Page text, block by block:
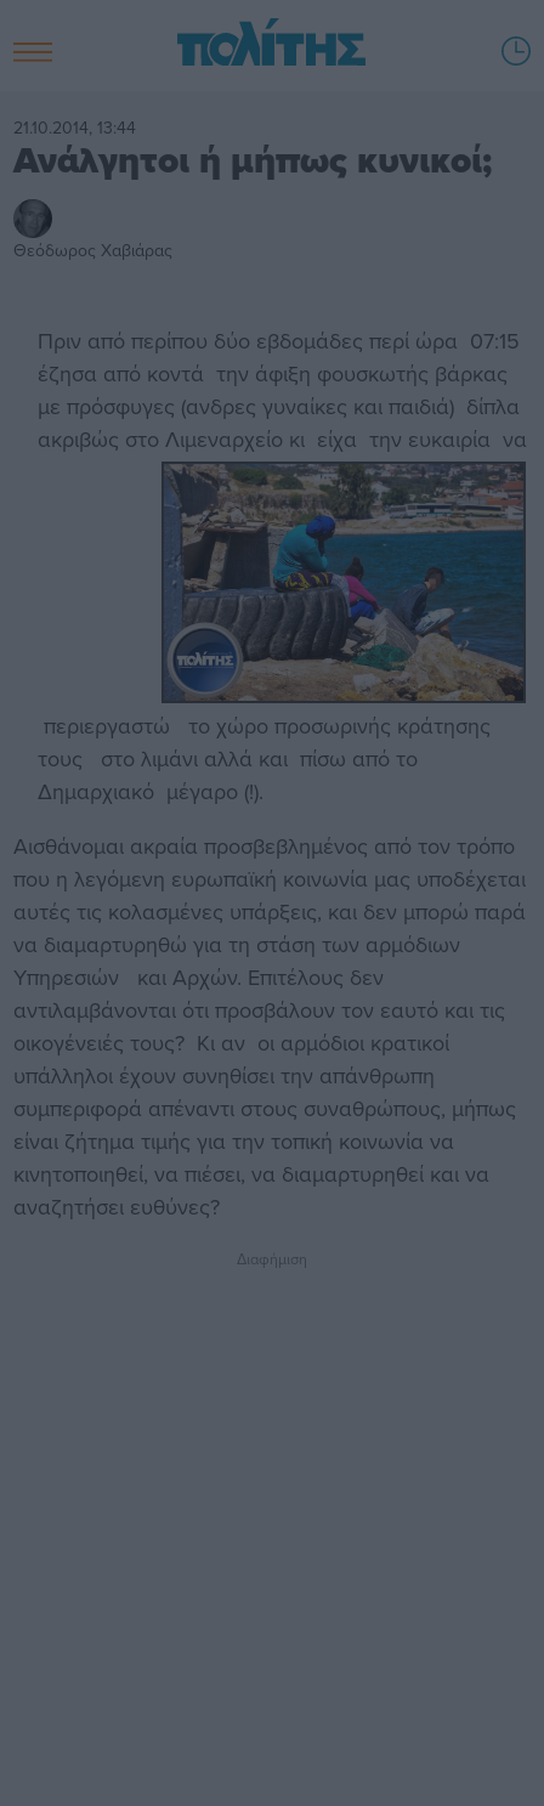
21.10.2014, 13:44
Ανάλγητοι ή μήπως κυνικοί;
Θεόδωρος Χαβιάρας
Πριν από περίπου δύο εβδομάδες περί ώρα 07:15
έζησα από κοντά την άφιξη φουσκωτής βάρκας
με πρόσφυγες (ανδρες γυναίκες και παιδιά) δίπλα
ακριβώς στο Λιμεναρχείο κι είχα την ευκαιρία να
περιεργαστώ το χώρο προσωρινής κράτησης
τους στο λιμάνι αλλά και πίσω από το
Δημαρχιακό μέγαρο (!).
Αισθάνομαι ακραία προσβεβλημένος από τον τρόπο
που η λεγόμενη ευρωπαϊκή κοινωνία μας υποδέχεται
αυτές τις κολασμένες υπάρξεις, και δεν μπορώ παρά
να διαμαρτυρηθώ για τη στάση των αρμόδιων
Υπηρεσιών και Αρχών. Επιτέλους δεν
αντιλαμβάνονται ότι προσβάλουν τον εαυτό και τις
οικογένειές τους? Κι αν οι αρμόδιοι κρατικοί
υπάλληλοι έχουν συνηθίσει την απάνθρωπη
συμπεριφορά απέναντι στους συναθρώπους, μήπως
είναι ζήτημα τιμής για την τοπική κοινωνία να
κινητοποιηθεί, να πιέσει, να διαμαρτυρηθεί και να
αναζητήσει ευθύνες?
Διαφήμιση